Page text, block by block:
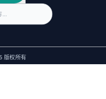
版权所有